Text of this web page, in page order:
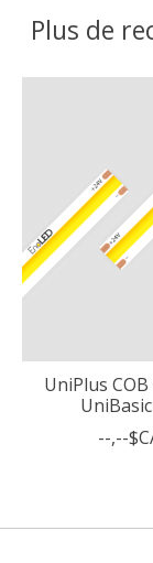
Plus de
Articles du
UniPlus
--,--